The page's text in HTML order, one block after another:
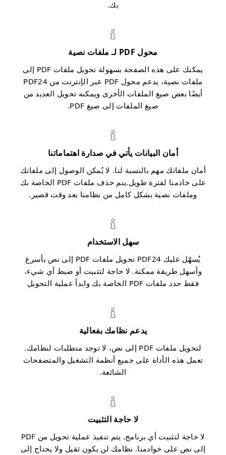
بك.
محول PDF لـ ملفات نصية
يمكنك على هذه الصفحة بسهولة تحويل ملفات PDF إلى
ملفات نصية، يدعم محول PDF عبر الإنترنت من PDF24
أيضًا بعض صيغ الملفات الأخرى ويمكنه تحويل العديد من
صيغ الملفات إلى صيغ PDF.
أمان البيانات يأتي في صدارة اهتماماتنا
أمان ملفاتك مهم بالنسبة لنا. لا يُمكن الوصول إلى ملفاتك
على خادمنا لفترة طويل.يتم حذف ملفات PDF الخاصة بك
وملفات نصية بشكل كامل من نظامنا بعد وقت قصير.
سهل الاستخدام
يُسهّل عليك PDF24 تحويل ملفات PDF إلى نص بأسرع
وأسهل طريقة ممكنة. لا حاجة لتثبيت أو ضبط أي شيء،
فقط حدد ملفات PDF الخاصة بك وابدأ عملية التحويل
يدعم نظامك بفعالية
لتحويل ملفات PDF إلى نص، لا توجد متطلبات لنظامك.
تعمل هذه الأداة على جميع أنظمة التشغيل والمتصفحات
الشائعة.
لا حاجة التثبيت
لا حاجة لتثبيت أي برنامج. يتم تنفيذ عملية تحويل من PDF
إلى نص على خوادمنا. نظامك لن يكون ثقيل ولا يحتاج إلى